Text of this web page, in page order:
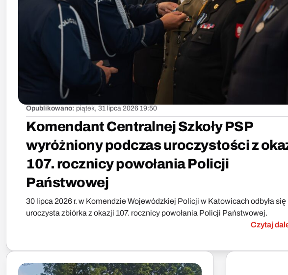
Opublikowano: piątek, 31 lipca 2026 19:50
Komendant Centralnej Szkoły PSP
wyróżniony podczas uroczystości z
107. rocznicy powołania Policji
Państwowej
30 lipca 2026 r. w Komendzie Wojewódzkiej Policji w Katowicach odbyła się
uroczysta zbiórka z okazji 107. rocznicy powołania Policji Państwowej.
Czytaj